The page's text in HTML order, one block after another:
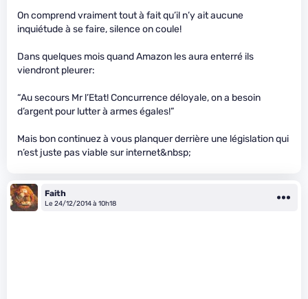
On comprend vraiment tout à fait qu’il n’y ait aucune
inquiétude à se faire, silence on coule!
Dans quelques mois quand Amazon les aura enterré ils
viendront pleurer:
“Au secours Mr l’Etat! Concurrence déloyale, on a besoin
d’argent pour lutter à armes égales!”
Mais bon continuez à vous planquer derrière une législation qui
n’est juste pas viable sur internet&nbsp;
Faith
Le 24/12/2014 à 10h18